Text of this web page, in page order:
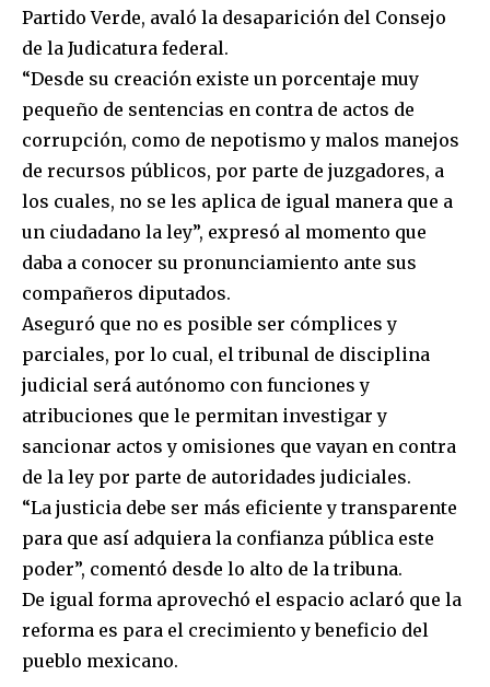
Partido Verde, avaló la desaparición del Consejo
de la Judicatura federal.
“Desde su creación existe un porcentaje muy
pequeño de sentencias en contra de actos de
corrupción, como de nepotismo y malos manejos
de recursos públicos, por parte de juzgadores, a
los cuales, no se les aplica de igual manera que a
un ciudadano la ley”, expresó al momento que
daba a conocer su pronunciamiento ante sus
compañeros diputados.
Aseguró que no es posible ser cómplices y
parciales, por lo cual, el tribunal de disciplina
judicial será autónomo con funciones y
atribuciones que le permitan investigar y
sancionar actos y omisiones que vayan en contra
de la ley por parte de autoridades judiciales.
“La justicia debe ser más eficiente y transparente
para que así adquiera la confianza pública este
poder”, comentó desde lo alto de la tribuna.
De igual forma aprovechó el espacio aclaró que la
reforma es para el crecimiento y beneficio del
pueblo mexicano.